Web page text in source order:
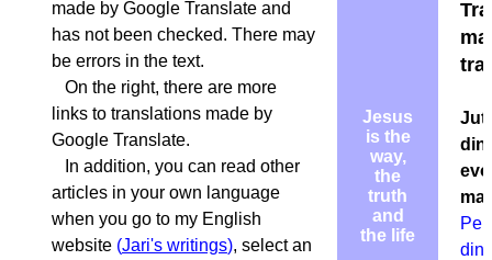
made by Google Translate and
has not been checked. There may
be errors in the text.
On the right, there are more
links to translations made by
Google Translate.
In addition, you can read other
articles in your own language
when you go to my English
website (Jari's writings), select an
Jesus
is the
way,
the
truth
and
the life